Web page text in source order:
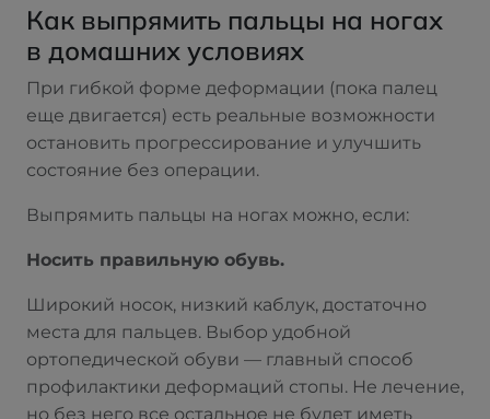
Как выпрямить пальцы на ногах
в домашних условиях
При гибкой форме деформации (пока палец
еще двигается) есть реальные возможности
остановить прогрессирование и улучшить
состояние без операции.
Выпрямить пальцы на ногах можно, если:
Носить правильную обувь.
Широкий носок, низкий каблук, достаточно
места для пальцев. Выбор удобной
ортопедической обуви — главный способ
профилактики деформаций стопы. Не лечение,
но без него все остальное не будет иметь